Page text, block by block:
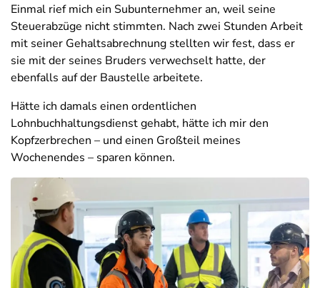
Einmal rief mich ein Subunternehmer an, weil seine
Steuerabzüge nicht stimmten. Nach zwei Stunden Arbeit
mit seiner Gehaltsabrechnung stellten wir fest, dass er
sie mit der seines Bruders verwechselt hatte, der
ebenfalls auf der Baustelle arbeitete.
Hätte ich damals einen ordentlichen
Lohnbuchhaltungsdienst gehabt, hätte ich mir den
Kopfzerbrechen – und einen Großteil meines
Wochenendes – sparen können.